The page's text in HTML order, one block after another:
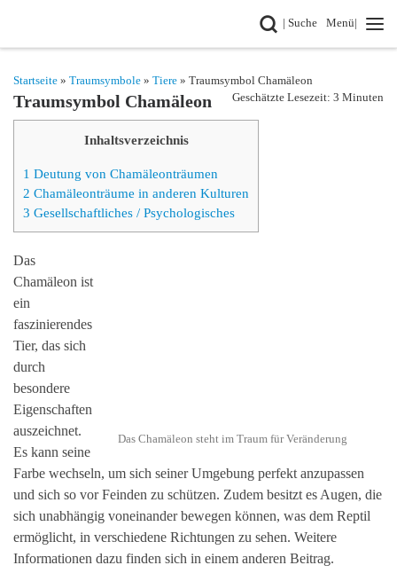
| SucheSearch
Menü|
Startseite » Traumsymbole » Tiere » Traumsymbol Chamäleon
Geschätzte Lesezeit: 3 Minuten
Traumsymbol Chamäleon
Inhaltsverzeichnis
1 Deutung von Chamäleonträumen
2 Chamäleonträume in anderen Kulturen
3 Gesellschaftliches / Psychologisches
Das Chamäleon steht im Traum für Veränderung
Das
Chamäleon ist
ein
faszinierendes
Tier, das sich
durch
besondere
Eigenschaften
auszeichnet.
Es kann seine
Farbe wechseln, um sich seiner Umgebung perfekt anzupassen
und sich so vor Feinden zu schützen. Zudem besitzt es Augen, die
sich unabhängig voneinander bewegen können, was dem Reptil
ermöglicht, in verschiedene Richtungen zu sehen. Weitere
Informationen dazu finden sich in einem anderen Beitrag.